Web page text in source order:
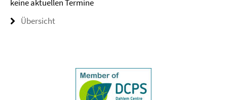
keine aktuellen Termine
Übersicht